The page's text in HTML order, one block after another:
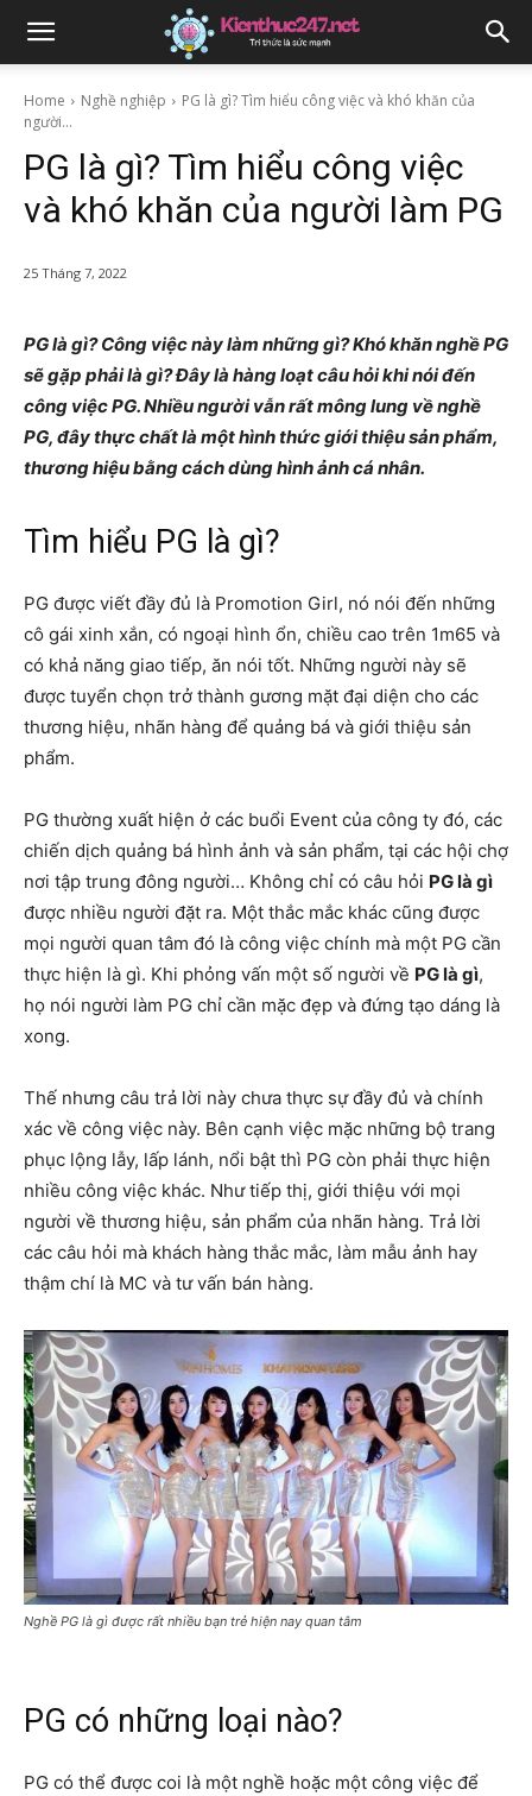
Home Nghề nghiệp
PG là gì? Tìm hiểu công việc và khó khăn của
người...
PG là gì? Tìm hiểu công việc
và khó khăn của người làm PG
25 Tháng 7, 2022
PG là gì? Công việc này làm những gì? Khó khăn nghề PG
sẽ gặp phải là gì? Đây là hàng loạt câu hỏi khi nói đến
công việc PG. Nhiều người vẫn rất mông lung về nghề
PG, đây thực chất là một hình thức giới thiệu sản phẩm,
thương hiệu bằng cách dùng hình ảnh cá nhân.
Tìm hiểu PG là gì?
PG được viết đầy đủ là Promotion Girl, nó nói đến những
cô gái xinh xắn, có ngoại hình ổn, chiều cao trên 1m65 và
có khả năng giao tiếp, ăn nói tốt. Những người này sẽ
được tuyển chọn trở thành gương mặt đại diện cho các
thương hiệu, nhãn hàng để quảng bá và giới thiệu sản
phẩm.
PG thường xuất hiện ở các buổi Event của công ty đó, các
chiến dịch quảng bá hình ảnh và sản phẩm, tại các hội chợ
nơi tập trung đông người… Không chỉ có câu hỏi PG là gì
được nhiều người đặt ra. Một thắc mắc khác cũng được
mọi người quan tâm đó là công việc chính mà một PG cần
thực hiện là gì. Khi phỏng vấn một số người về PG là gì,
họ nói người làm PG chỉ cần mặc đẹp và đứng tạo dáng là
xong.
Thế nhưng câu trả lời này chưa thực sự đầy đủ và chính
xác về công việc này. Bên cạnh việc mặc những bộ trang
phục lộng lẫy, lấp lánh, nổi bật thì PG còn phải thực hiện
nhiều công việc khác. Như tiếp thị, giới thiệu với mọi
người về thương hiệu, sản phẩm của nhãn hàng. Trả lời
các câu hỏi mà khách hàng thắc mắc, làm mẫu ảnh hay
thậm chí là MC và tư vấn bán hàng.
Nghề PG là gì được rất nhiều bạn trẻ hiện nay quan tâm
PG có những loại nào?
PG có thể được coi là một nghề hoặc một công việc để